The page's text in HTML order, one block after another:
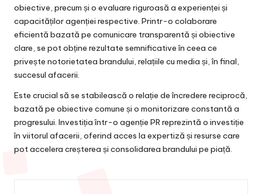
obiective, precum și o evaluare riguroasă a experienței și
capacităților agenției respective. Printr-o colaborare
eficientă bazată pe comunicare transparentă și obiective
clare, se pot obține rezultate semnificative în ceea ce
privește notorietatea brandului, relațiile cu media și, în final,
succesul afacerii.
Este crucial să se stabilească o relație de încredere reciprocă,
bazată pe obiective comune și o monitorizare constantă a
progresului. Investiția într-o agenție PR reprezintă o investiție
în viitorul afacerii, oferind acces la expertiză și resurse care
pot accelera creșterea și consolidarea brandului pe piață.